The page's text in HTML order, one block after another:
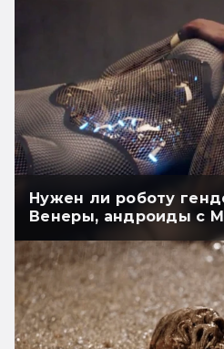
Нужен ли роботу
Венеры, андроиды с